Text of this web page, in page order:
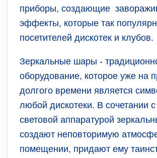
приборы, создающие
эффекты, которые так
посетителей дискотек и клубов.
Зеркальные шары -
оборудование, которое уже на
долгого времени является
любой дискотеки. В сочетании с
световой аппаратурой
создают неповторимую
помещении, придают ему